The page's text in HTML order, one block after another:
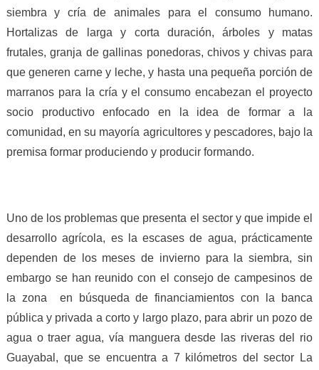
siembra y cría de animales para el consumo humano.
Hortalizas de larga y corta duración, árboles y matas
frutales, granja de gallinas ponedoras, chivos y chivas para
que generen carne y leche, y hasta una pequeña porción de
marranos para la cría y el consumo encabezan el proyecto
socio productivo enfocado en la idea de formar a la
comunidad, en su mayoría agricultores y pescadores, bajo la
premisa formar produciendo y producir formando.
Uno de los problemas que presenta el sector y que impide el
desarrollo agrícola, es la escases de agua, prácticamente
dependen de los meses de invierno para la siembra, sin
embargo se han reunido con el consejo de campesinos de
la zona en búsqueda de financiamientos con la banca
pública y privada a corto y largo plazo, para abrir un pozo de
agua o traer agua, vía manguera desde las riveras del rio
Guayabal, que se encuentra a 7 kilómetros del sector La